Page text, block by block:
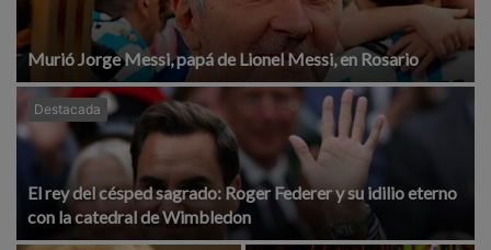
Murió Jorge Messi, papá de Lionel Messi, en Rosario
Destacada
El rey del césped sagrado: Roger Federer y su idilio eterno
con la catedral de Wimbledon